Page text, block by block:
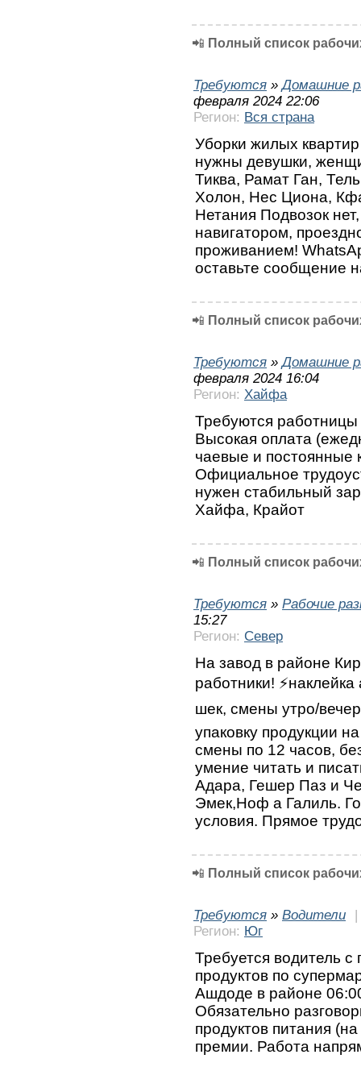
📲 Полный список
Требуются »Домашние
февраля 2024 22:06
Регион: Вся страна
Уборки жилых
нужны девушки,
Тиква, Рамат Ган,
Холон, Нес Циона,
Нетания Подвозок
навигатором,
проживанием!
оставьте сообщение
📲 Полный список
Требуются »Домашние
февраля 2024 16:04
Регион: Хайфа
Требуются работницы
Высокая оплата
чаевые и постоянные
Официальное
нужен стабильный
Хайфа, Крайот
📲 Полный список
Требуются » Рабочие
15:27
Регион: Север
На завод в районе
работники!
шек, смены утро/
упаковку продукции
смены по 12 часов,
умение читать и
Адара, Гешер Паз и
Эмек,Ноф а Галиль.
условия. Прямое
📲 Полный список
Требуются » Водители
|
Регион: Юг
Требуется водитель с
продуктов по
Ашдоде в районе
Обязательно
продуктов питания
премии. Работа